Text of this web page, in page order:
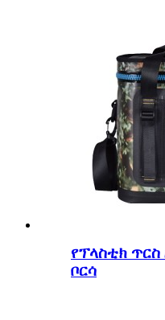
የፕላስቲክ
ቦርሳ